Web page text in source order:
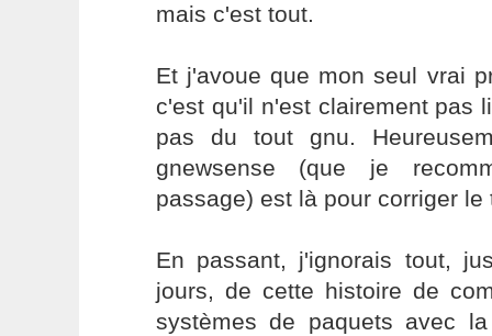
mais c'est tout.
Et j'avoue que mon seul vrai
c'est qu'il n'est clairement pas
pas du tout gnu.
gnewsense (que je
passage) est là pour corriger le
En passant, j'ignorais tout,
jours, de cette histoire de
systèmes de paquets avec